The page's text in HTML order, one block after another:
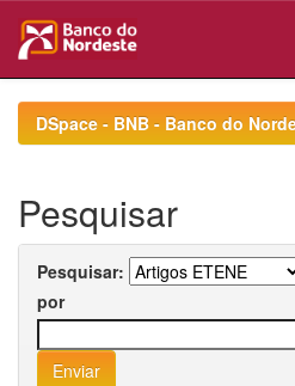
navigationDSpace - BNB - Banco do
Pesquisar
Pesquisar:
por